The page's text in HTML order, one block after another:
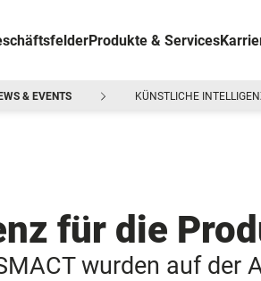
Produkte & Services
& EVENTS KÜNSTLICHE
für die
wurden auf der